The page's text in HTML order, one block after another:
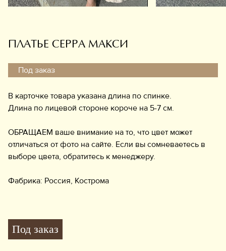
Информация
ПЛАТЬЕ СЕРРА МАКСИ
Под заказ
В карточке товара указана длина по спинке.
Длина по лицевой стороне короче на 5-7 см.
ОБРАЩАЕМ ваше внимание на то, что цвет может
отличаться от фото на сайте. Если вы сомневаетесь в
выборе цвета, обратитесь к менеджеру.
Фабрика: Россия, Кострома
Под заказ